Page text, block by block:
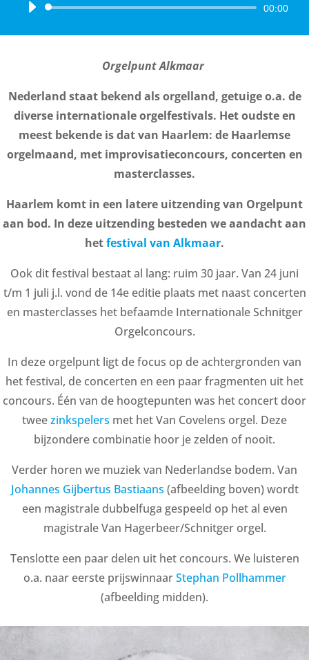
Audiospeler 00:00
Orgelpunt Alkmaar
Nederland staat bekend als orgelland, getuige o.a. de
diverse internationale orgelfestivals. Het oudste en
meest bekende is dat van Haarlem: de Haarlemse
orgelmaand, met improvisatieconcours, concerten en
masterclasses.
Haarlem komt in een latere uitzending van Orgelpunt
aan bod. In deze uitzending besteden we aandacht aan
hetfestival van Alkmaar.
Ook dit festival bestaat al lang: ruim 30 jaar. Van 24 juni
t/m 1 juli j.l. vond de 14e editie plaats met naast concerten
en masterclasses het befaamde Internationale Schnitger
Orgelconcours.
In deze orgelpunt ligt de focus op de achtergronden van
het festival, de concerten en een paar fragmenten uit het
concours. Één van de hoogtepunten was het concert door
tweezinkspelers met het Van Covelens orgel. Deze
bijzondere combinatie hoor je zelden of nooit.
Verder horen we muziek van Nederlandse bodem. Van
Johannes Gijbertus Bastiaans (afbeelding boven) wordt
een magistrale dubbelfuga gespeeld op het al even
magistrale Van Hagerbeer/Schnitger orgel.
Tenslotte een paar delen uit het concours. We luisteren
o.a. naar eerste prijswinnaarStephan Pollhammer
(afbeelding midden).